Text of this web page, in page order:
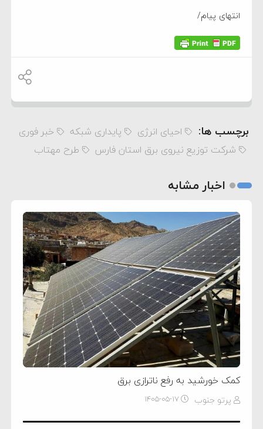
انتهای پیام/
برچسب ها: احیای انرژی پایداری شبکه
خبر فوری
شرکت توزیع نیروی برق استان فارس
طرح مهتاب
اخبار مشابه
کمک خورشید به رفع ناترازی برق
پرتو جنوب ۱۴۰۵-۰۵-۱۷